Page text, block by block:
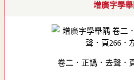
增廣字學
卷二．正譌．去聲．